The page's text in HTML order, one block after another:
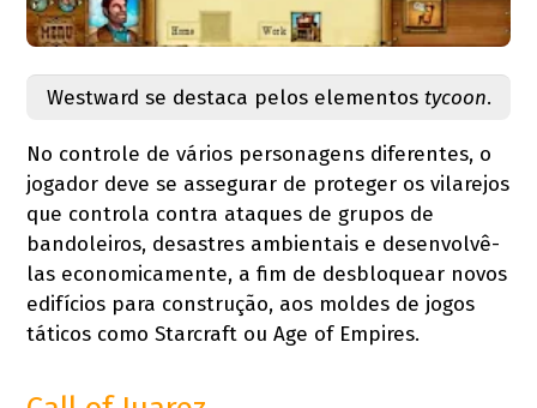
Westward se destaca pelos elementos tycoon.
No controle de vários personagens diferentes, o
jogador deve se assegurar de proteger os vilarejos
que controla contra ataques de grupos de
bandoleiros, desastres ambientais e desenvolvê-
las economicamente, a fim de desbloquear novos
edifícios para construção, aos moldes de jogos
táticos como Starcraft ou Age of Empires.